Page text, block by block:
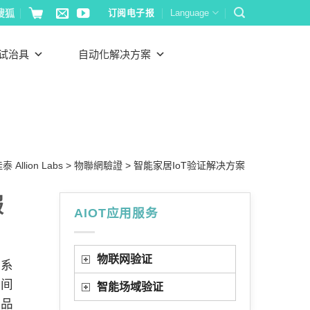
狐 订阅电子报 Language
治具 自动化解决方案
泰 Allion Labs> 物聯網驗證> 智能家居IoT验证解决方案
AIOT应用服务
物联网验证
智能场域验证